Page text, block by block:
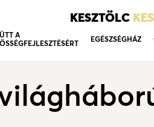
KESZTÖLC
A
EGÉSZSÉGHÁZ